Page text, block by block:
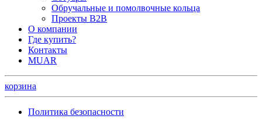
Обручальные и помолвочные кольца
Проекты B2B
О компании
Где купить?
Контакты
MUAR
корзина
Политика безопасности